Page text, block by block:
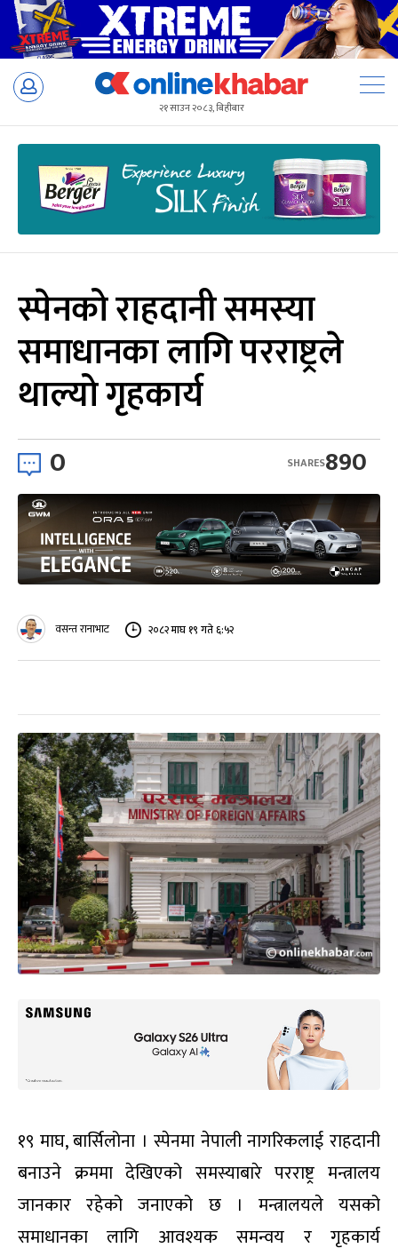
Skip
२१ साउन २०८३, बिहीबार
स्पेनको राहदानी समस्या
समाधानका लागि परराष्ट्रले
थाल्यो गृहकार्य
0 890
SHARES
वसन्त रानाभाट २०८२ माघ १९ गते ६:५२
१९ माघ, बार्सिलोना । स्पेनमा नेपाली नागरिकलाई राहदानी
बनाउने क्रममा देखिएको समस्याबारे परराष्ट्र मन्त्रालय
जानकार रहेको जनाएको छ । मन्त्रालयले यसको
समाधानका लागि आवश्यक समन्वय र गृहकार्य